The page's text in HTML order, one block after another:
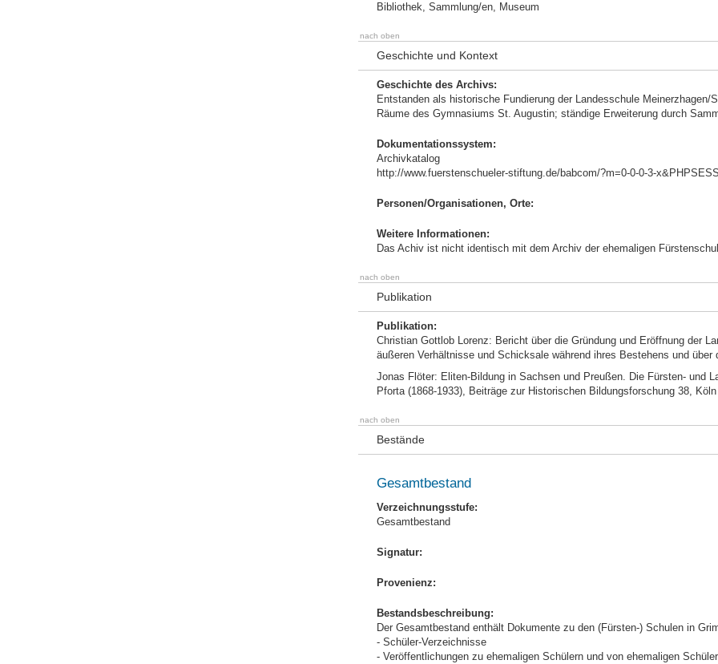
Bibliothek, Sammlung/en, Museum
nach oben
Geschichte und Kontext
Geschichte des Archivs:
Entstanden als historische Fundierung der Landesschule
Räume des Gymnasiums St. Augustin; ständige Erweiterung durch
Dokumentationssystem:
Archivkatalog
http://www.fuerstenschueler-stiftung.de/babcom/?m=0-0-0-3-
Personen/Organisationen, Orte:
Weitere Informationen:
Das Achiv ist nicht identisch mit dem Archiv der ehemaligen
nach oben
Publikation
Publikation:
Christian Gottlob Lorenz: Bericht über die Gründung und Eröffnung der
äußeren Verhältnisse und Schicksale während ihres Bestehens und
Jonas Flöter: Eliten-Bildung in Sachsen und Preußen. Die Fürsten- und
Pforta (1868-1933), Beiträge zur Historischen Bildungsforschung 38,
nach oben
Bestände
Gesamtbestand
Verzeichnungsstufe:
Gesamtbestand
Signatur:
Provenienz:
Bestandsbeschreibung:
Der Gesamtbestand enthält Dokumente zu den (Fürsten-) Schulen in
- Schüler-Verzeichnisse
- Veröffentlichungen zu ehemaligen Schülern und von ehemaligen